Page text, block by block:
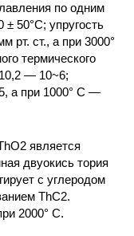
по одним
50°С; упругость
рт. ст., а при 3000°
термического
— 10~6;
а при 1000° С —
является
двуокись тория
с углеродом
ThC2.
2000° С.